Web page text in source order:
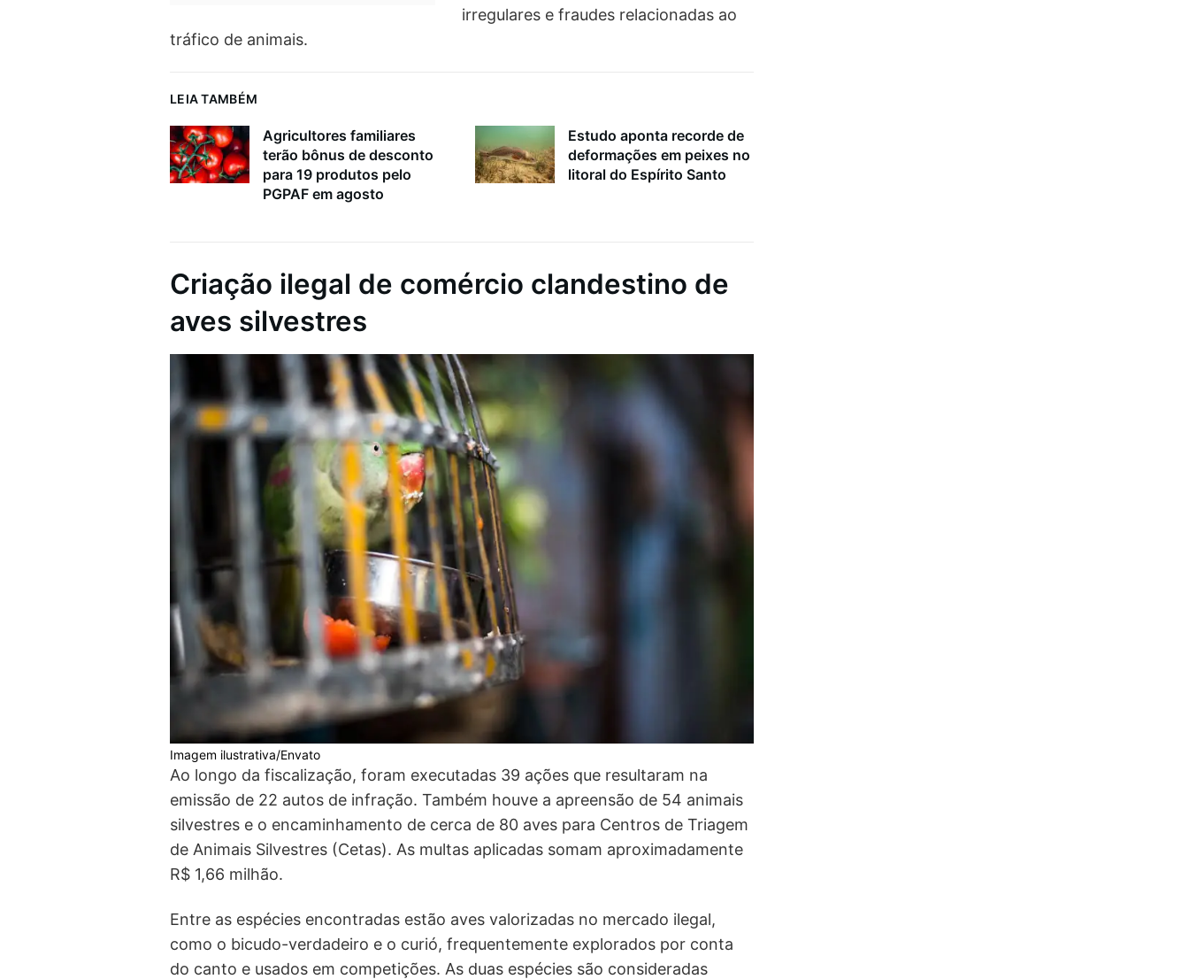
irregulares e fraudes relacionadas ao
tráfico de animais.
LEIA TAMBÉM
Agricultores familiares
terão bônus de desconto
para 19 produtos pelo
PGPAF em agosto
Estudo aponta recorde de
deformações em peixes no
litoral do Espírito Santo
Criação ilegal de comércio clandestino de
aves silvestres
Imagem ilustrativa/Envato
Ao longo da fiscalização, foram executadas 39 ações que resultaram na
emissão de 22 autos de infração. Também houve a apreensão de 54 animais
silvestres e o encaminhamento de cerca de 80 aves para Centros de Triagem
de Animais Silvestres (Cetas). As multas aplicadas somam aproximadamente
R$ 1,66 milhão.
Entre as espécies encontradas estão aves valorizadas no mercado ilegal,
como o bicudo-verdadeiro e o curió, frequentemente explorados por conta
do canto e usados em competições. As duas espécies são consideradas